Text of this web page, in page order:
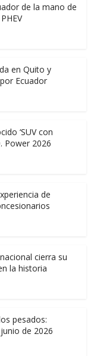
de la mano de
en Quito y
Ecuador
‘SUV con
Power 2026
de
cierra su
la historia
pesados:
de 2026